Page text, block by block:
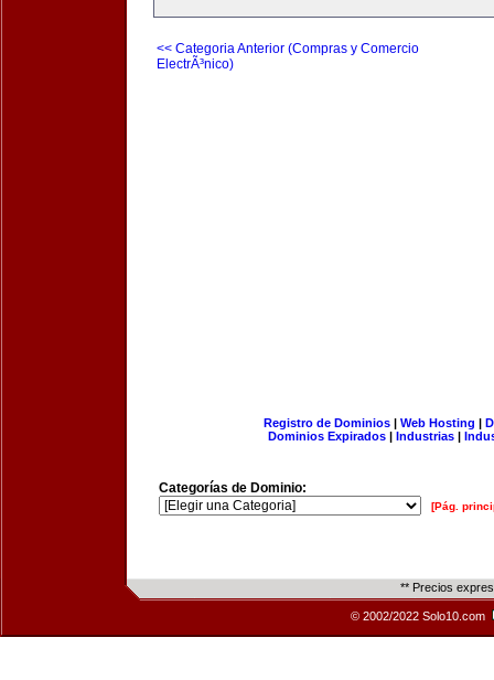
<< Categoria Anterior (Compras y Comercio
ElectrÃ³nico)
Registro de Dominios| Web Hosting |
Dominios Expirados | Industrias |
Categorías de Dominio:
[Pág.
** Precios
© 2002/2022 Solo10.com